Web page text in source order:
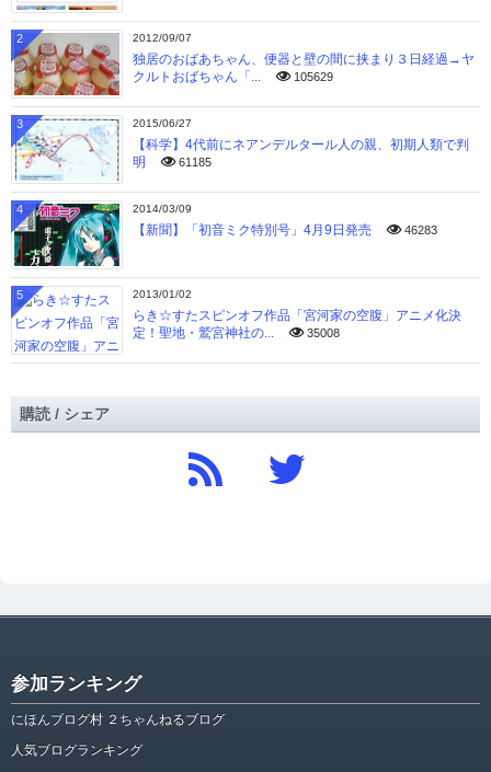
2012/09/07
独居のおばあちゃん、便器と壁の間に挟まり３日経過→ヤ
クルトおばちゃん「...
105629
2
2015/06/27
【科学】4代前にネアンデルタール人の親、初期人類で判
明
61185
3
2014/03/09
【新聞】「初音ミク特別号」4月9日発売 46283
4
2013/01/02
らき☆すたスピンオフ作品「宮河家の空腹」アニメ化決
定！聖地・鷲宮神社の...
35008
5
購読 / シェア
参加ランキング
にほんブログ村 ２ちゃんねるブログ
人気ブログランキング